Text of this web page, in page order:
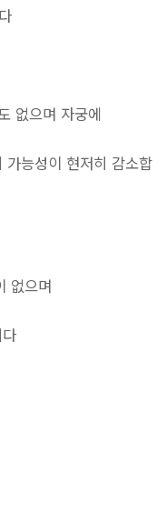
없으며 자궁에
가능성이 현저히 감소합
없으며